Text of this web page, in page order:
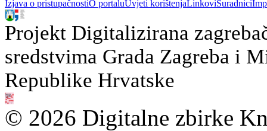
Izjava o pristupačnostiO portaluUvjeti korištenjaLinkoviSuradnici
Projekt Digitalizirana
sredstvima Grada Zagreba i
Republike Hrvatske
© 2026 Digitalne zbirke